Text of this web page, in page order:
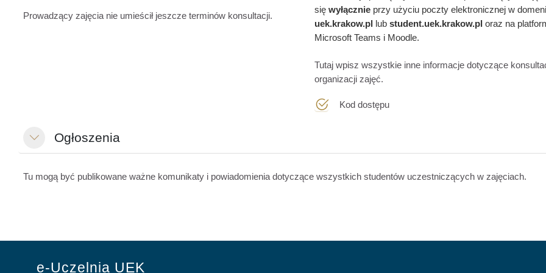
Prowadzący zajęcia nie umieścił jeszcze terminów konsultacji.
sięwyłącznie przy użyciu poczty elektronicznej w
uek.krakow.pl lubstudent.uek.krakow.pl oraz na
Microsoft Teams i Moodle.
Tutaj wpisz wszystkie inne informacje dotyczące
organizacji zajęć.
Kod dostępuTest
MinimalizujOgłoszenia
Tu mogą być publikowane ważne komunikaty i powiadomienia dotyczące wszystkich studentów uczestniczących w zajęciach.
e-Uczelnia UEK